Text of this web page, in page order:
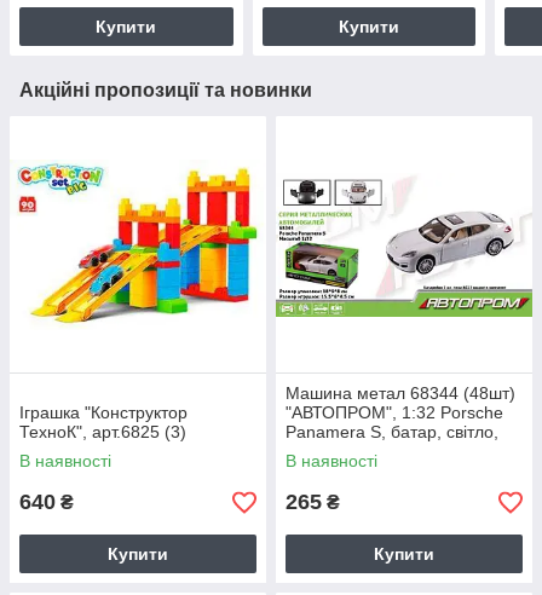
Купити Купити
Акційні пропозиції та новинки
Іграшка "Конструктор
ТехноК", арт.6825 (3)
В наявності
640 ₴
Купити
Машина метал 68344 (48шт)
"АВТОПРОМ", 1:32 Porsche
Panamera S, батар, світло,
звук, відкр.двері, в кор
В наявності
265 ₴
Купити